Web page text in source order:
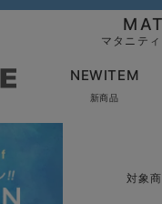
マタニテ
NEWITEM
新商品
対象